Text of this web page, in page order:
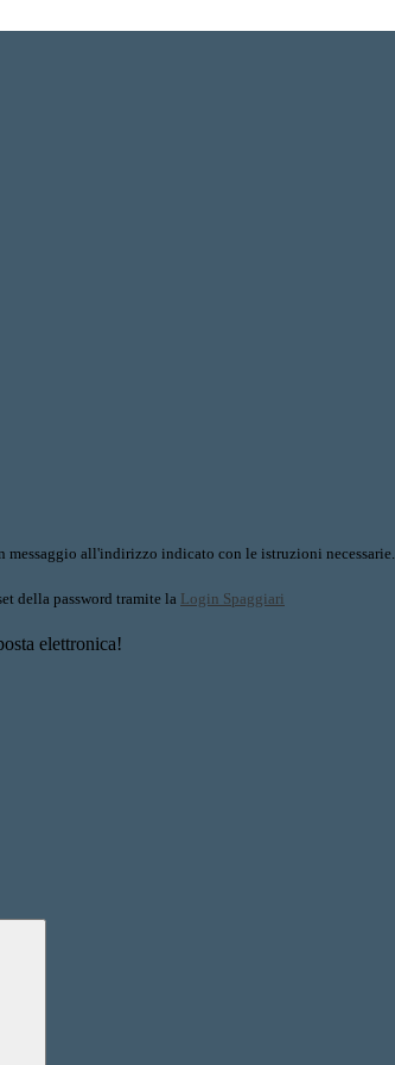
messaggio all'indirizzo indicato con le istruzioni necessarie.
della password tramite la Login Spaggiari
elettronica!